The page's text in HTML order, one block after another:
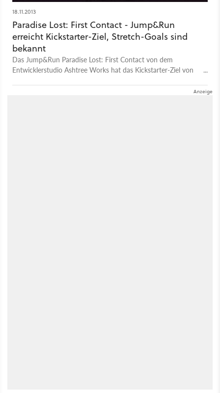
18.11.2013
Paradise Lost: First Contact - Jump&Run
erreicht Kickstarter-Ziel, Stretch-Goals sind
bekannt
Das Jump&Run Paradise Lost: First Contact von dem
Entwicklerstudio Ashtree Works hat das Kickstarter-Ziel von